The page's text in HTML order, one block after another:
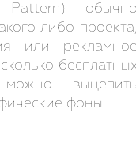
Pattern)
либо
или
фоны.